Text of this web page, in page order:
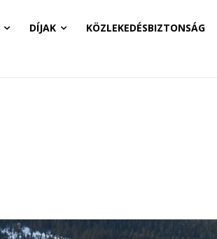
DÍJAK KÖZLEKEDÉSBIZTONSÁG